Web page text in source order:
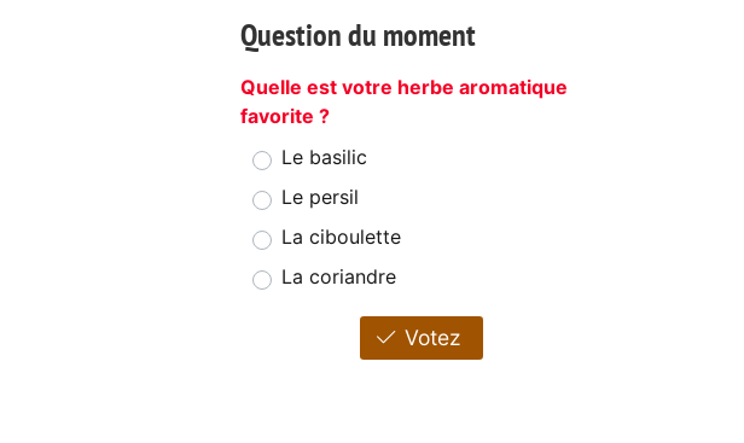
Question du moment
Quelle est votre herbe aromatique
favorite ?
Le basilic
Le persil
La ciboulette
La coriandre
Votez